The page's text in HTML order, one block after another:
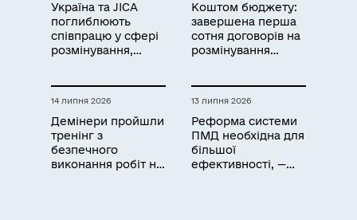
Україна та JICA
поглиблюють
співпрацю у сфері
розмінування,
Коштом бюджету:
завершена перша
сотня договорів на
розмінування
14 липня 2026
Демінери пройшли
тренінг з
безпечного
виконання робіт на
13 липня 2026
Реформа системи
ПМД необхідна для
більшої
ефективності, —